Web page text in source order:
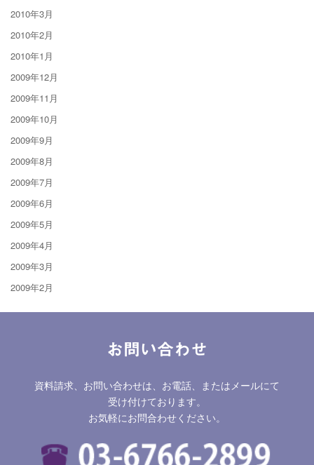
2010年3月
2010年2月
2010年1月
2009年12月
2009年11月
2009年10月
2009年9月
2009年8月
2009年7月
2009年6月
2009年5月
2009年4月
2009年3月
2009年2月
お問い合わせ
資料請求、お問い合わせは、お電話、またはメールにて
受け付けております。
お気軽にお問合わせください。